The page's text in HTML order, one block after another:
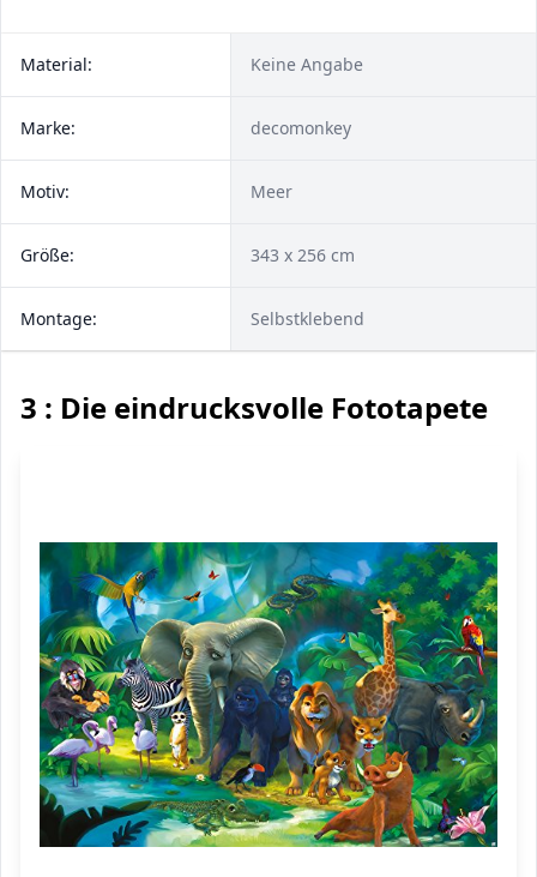
Material: Keine Angabe
Marke: decomonkey
Motiv: Meer
Größe: 343 x 256 cm
Montage: Selbstklebend
3 : Die eindrucksvolle Fototapete